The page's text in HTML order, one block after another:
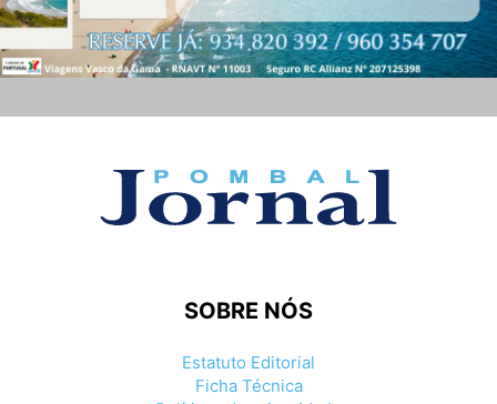
SOBRE NÓS
Estatuto Editorial
Ficha Técnica